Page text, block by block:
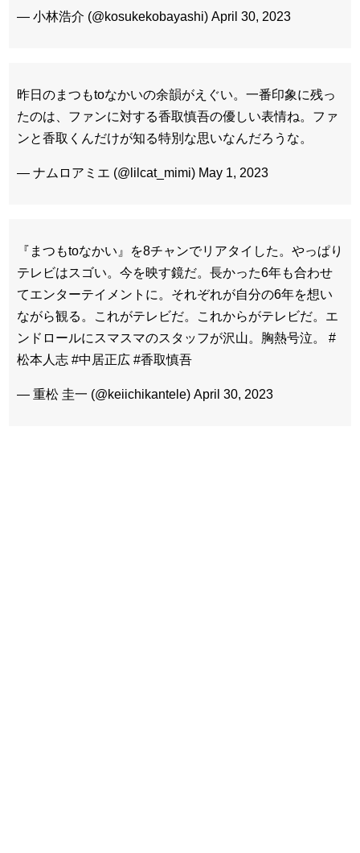
— 小林浩介 (@kosukekobayashi) April 30, 2023
昨日のまつもtoなかいの余韻がえぐい。一番印象に残っ
たのは、ファンに対する香取慎吾の優しい表情ね。ファ
ンと香取くんだけが知る特別な思いなんだろうな。
— ナムロアミエ (@lilcat_mimi) May 1, 2023
『まつもtoなかい』を8チャンでリアタイした。やっぱり
テレビはスゴい。今を映す鏡だ。長かった6年も合わせ
てエンターテイメントに。それぞれが自分の6年を想い
ながら観る。これがテレビだ。これからがテレビだ。エ
ンドロールにスマスマのスタッフが沢山。胸熱号泣。 #
松本人志 #中居正広 #香取慎吾
— 重松 圭一 (@keiichikantele) April 30, 2023